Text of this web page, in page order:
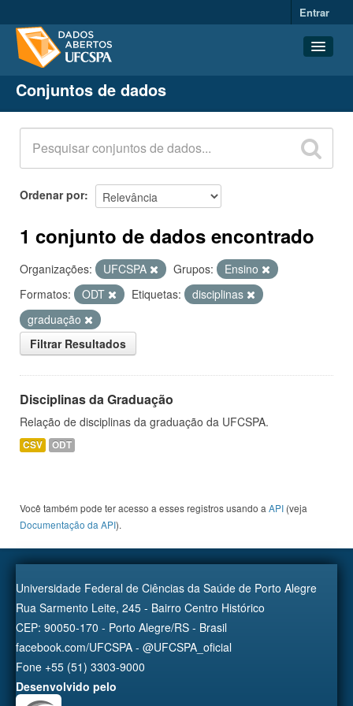
Entrar
Conjuntos de dados
Organizações
Grupos
Sobre
Conjuntos de dados
Ordenar por
1 conjunto de dados encontrado
Organizações: UFCSPA Grupos:
Ensino
Formatos:
ODT Etiquetas:
disciplinas
graduação
Filtrar Resultados
Disciplinas da Graduação
Relação de disciplinas da graduação da UFCSPA.
CSV ODT
Você também pode ter acesso a esses registros usando a API (veja
Documentação da API).
Universidade Federal de Ciências da Saúde de Porto Alegre
Rua Sarmento Leite, 245 - Bairro Centro Histórico
CEP: 90050-170 - Porto Alegre/RS - Brasil
facebook.com/UFCSPA - @UFCSPA_oficial
Fone +55 (51) 3303-9000
Desenvolvido pelo